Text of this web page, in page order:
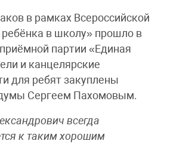
в рамках Всероссийской
в школу» прошло в
партии «Единая
и канцелярские
для ребят закуплены
Сергеем Пахомовым.
всегда
к таким хорошим